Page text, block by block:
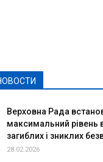
Верховна Рада
максимальний рівень
загиблих і зниклих
28.02.2026